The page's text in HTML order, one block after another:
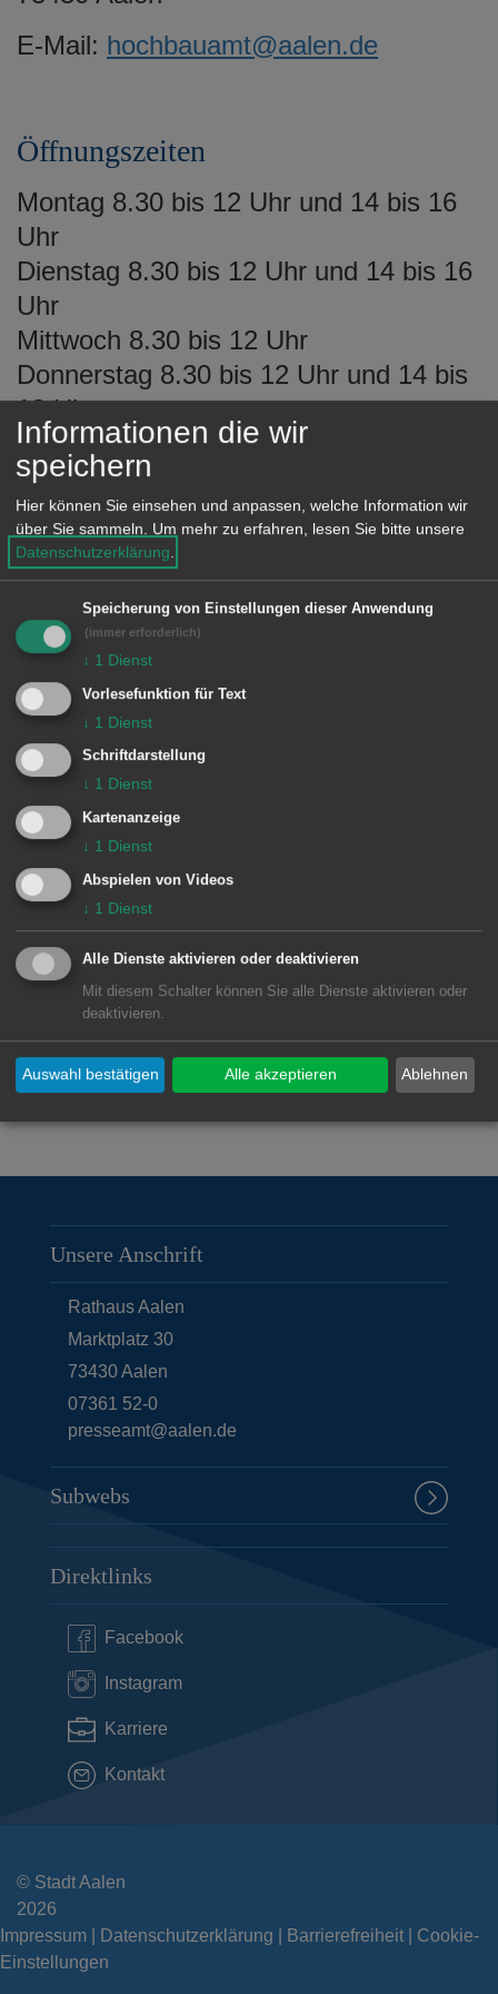
E-Mail: hochbauamt@aalen.de
Öffnungszeiten
Montag 8.30 bis 12 Uhr und 14 bis 16
Uhr
Dienstag 8.30 bis 12 Uhr und 14 bis 16
Uhr
Mittwoch 8.30 bis 12 Uhr
Donnerstag 8.30 bis 12 Uhr und 14 bis
18 Uhr
Freitag 8.30 bis 12 Uhr
sowie nach Vereinbarung
Diese Einrichtung gehört zu
Facility-Management
Zugehörige Ämter
Hausmeister Team 1
Hausmeister Team 2
Hausmeister Team 3
Hausmeister Team 4
Hausmeister Team 5
Hausmeister Team 6
Hausmeister Team 7
Unsere Anschrift
Rathaus Aalen
Marktplatz 30
73430Aalen
07361 52-0
presseamt@aalen.de
Subwebs
Direktlinks
Facebook
Instagram
Karriere
Kontakt
© Stadt Aalen
2026
Impressum
Datenschutzerklärung Barrierefreiheit
Cookie-
Einstellungen
Informationen die wir
speichern
Hier können Sie einsehen und anpassen, welche Information wir
über Sie sammeln.
Um mehr zu erfahren, lesen Sie bitte unsere
Datenschutzerklärung
Speicherung von Einstellungen dieser Anwendung
(immer erforderlich)
↓ 1 Dienst
Vorlesefunktion für Text
↓ 1 Dienst
Schriftdarstellung
↓ 1 Dienst
Kartenanzeige
↓ 1 Dienst
Abspielen von Videos
↓ 1 Dienst
Alle Dienste aktivieren oder deaktivieren
Mit diesem Schalter können Sie alle Dienste aktivieren oder
deaktivieren.
Ablehnen
Auswahl bestätigen Alle akzeptieren